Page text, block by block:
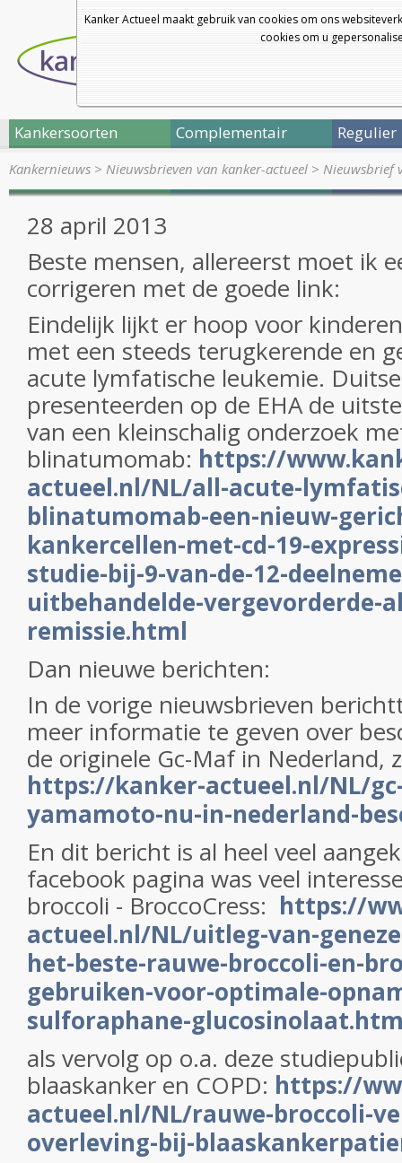
Kanker Actueel maakt gebruik van cookies om ons
cookies om u
Kankersoorten Complementair Regulier
Kankernieuws > Nieuwsbrieven van kanker-actueel > Nieuwsbrief
28 april 2013
Beste mensen, allereerst moet ik
corrigeren met de goede link:
Eindelijk lijkt er hoop voor
met een steeds terugkerende en
acute lymfatische leukemie.
presenteerden op de EHA de
van een kleinschalig onderzoek
blinatumomab: https://
actueel.nl/NL/all-acute-
blinatumomab-een-nieuw-
kankercellen-met-cd-19-
studie-bij-9-van-de-12-
uitbehandelde-vergevorderde-
remissie.html
Dan nieuwe berichten:
In de vorige nieuwsbrieven
meer informatie te geven over
de originele Gc-Maf in Nederland,
https://kanker-actueel.nl/NL/
yamamoto-nu-in-nederland-
En dit bericht is al heel veel
facebook pagina was veel
broccoli - BroccoCress: https://
actueel.nl/NL/uitleg-van-
het-beste-rauwe-broccoli-en-
gebruiken-voor-optimale-
sulforaphane-
als vervolg op o.a. deze
blaaskanker en COPD: https://
actueel.nl/NL/rauwe-broccoli-
overleving-bij-